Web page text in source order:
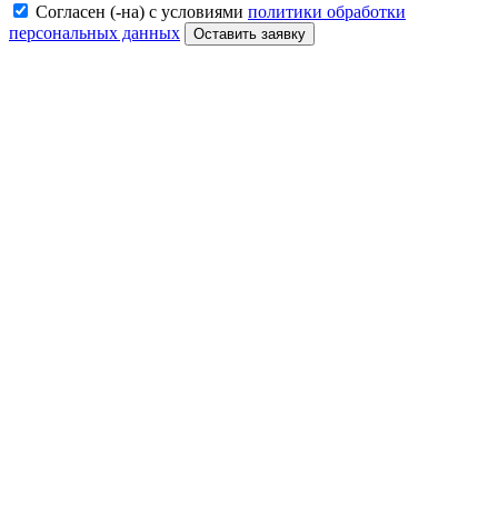
Согласен (-на) с условиями политики обработки
персональных данных